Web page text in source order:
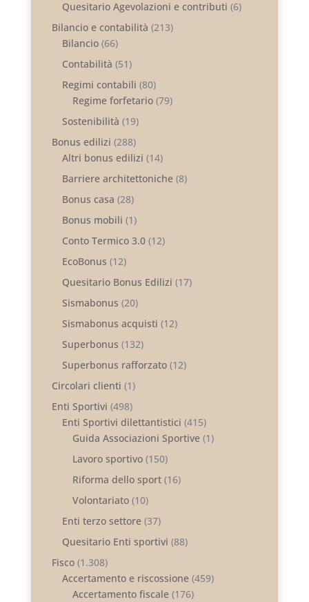
Quesitario Agevolazioni e contributi (6)
Bilancio e contabilità (213)
Bilancio(66)
Contabilità (51)
Regimi contabili (80)
Regime forfetario(79)
Sostenibilità (19)
Bonus edilizi (288)
Altri bonus edilizi (14)
Barriere architettoniche(8)
Bonus casa (28)
Bonus mobili (1)
Conto Termico 3.0(12)
EcoBonus (12)
Quesitario Bonus Edilizi (17)
Sismabonus (20)
Sismabonus acquisti (12)
Superbonus (132)
Superbonus rafforzato(12)
Circolari clienti (1)
Enti Sportivi (498)
Enti Sportivi dilettantistici (415)
Guida Associazioni Sportive(1)
Lavoro sportivo(150)
Riforma dello sport(16)
Volontariato(10)
Enti terzo settore(37)
Quesitario Enti sportivi (88)
Fisco(1.308)
Accertamento e riscossione(459)
Accertamento fiscale(176)